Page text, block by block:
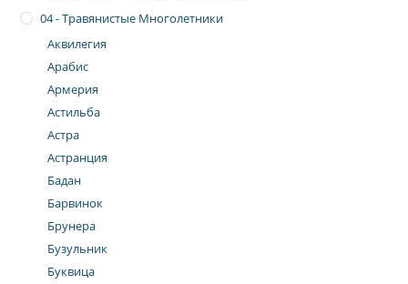
04 - Травянистые Многолетники
Аквилегия
Арабис
Армерия
Астильба
Астра
Астранция
Бадан
Барвинок
Брунера
Бузульник
Буквица